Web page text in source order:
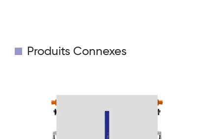
Produits Connexes